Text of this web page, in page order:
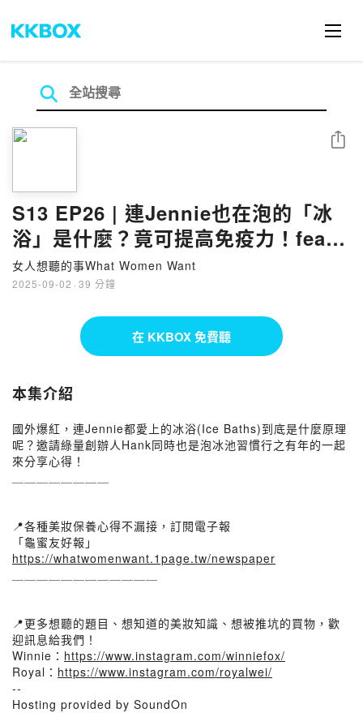
S13 EP26 | 連Jennie也在泡的「冰
浴」是什麼？竟可提高免疫力！feat
綠量Hank
女人想聽的事What Women Want
2025-09-02 · 39 分鐘
分享
在 KKBOX 免費聽
本集介紹
國外爆紅，連Jennie都愛上的冰浴(Ice Baths)到底是什麼原理
呢？邀請綠量創辦人Hank同時也是泡冰池習慣行之有年的一起
來分享心得！
📍各種美妝保養心得不漏接，訂閱電子報
「龜蜜友好報」
https://whatwomenwant.1page.tw/newspaper
📍更多想聽的題目、想知道的美妝知識、想被推坑的買物，歡
迎訊息給我們！
Winnie： https://www.instagram.com/winniefox/
Royal： https://www.instagram.com/royalwei/
--
Hosting provided by SoundOn